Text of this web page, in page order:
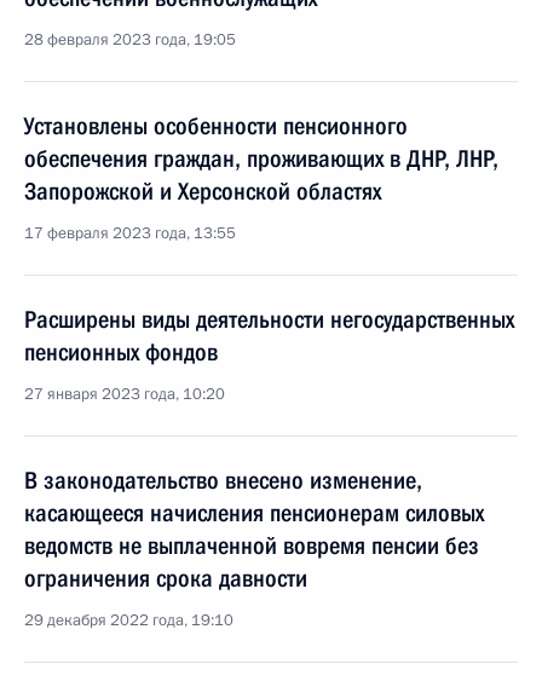
28 февраля 2023 года, 19:05
Установлены особенности пенсионного
обеспечения граждан, проживающих в ДНР, ЛНР,
Запорожской и Херсонской областях
17 февраля 2023 года, 13:55
Расширены виды деятельности негосударственных
пенсионных фондов
27 января 2023 года, 10:20
В законодательство внесено изменение,
касающееся начисления пенсионерам силовых
ведомств не выплаченной вовремя пенсии без
ограничения срока давности
29 декабря 2022 года, 19:10